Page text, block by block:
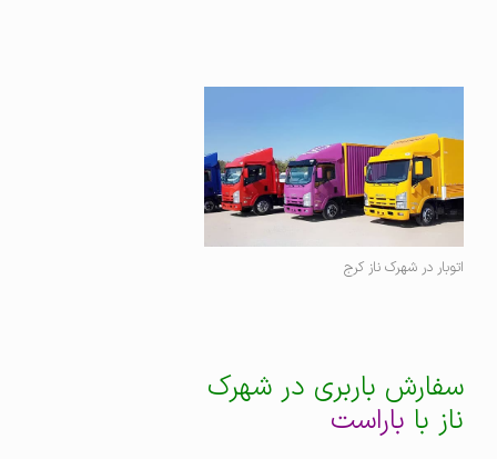
اتوبار در شهرک ناز کرج
سفارش باربری در شهرک
ناز با باراست